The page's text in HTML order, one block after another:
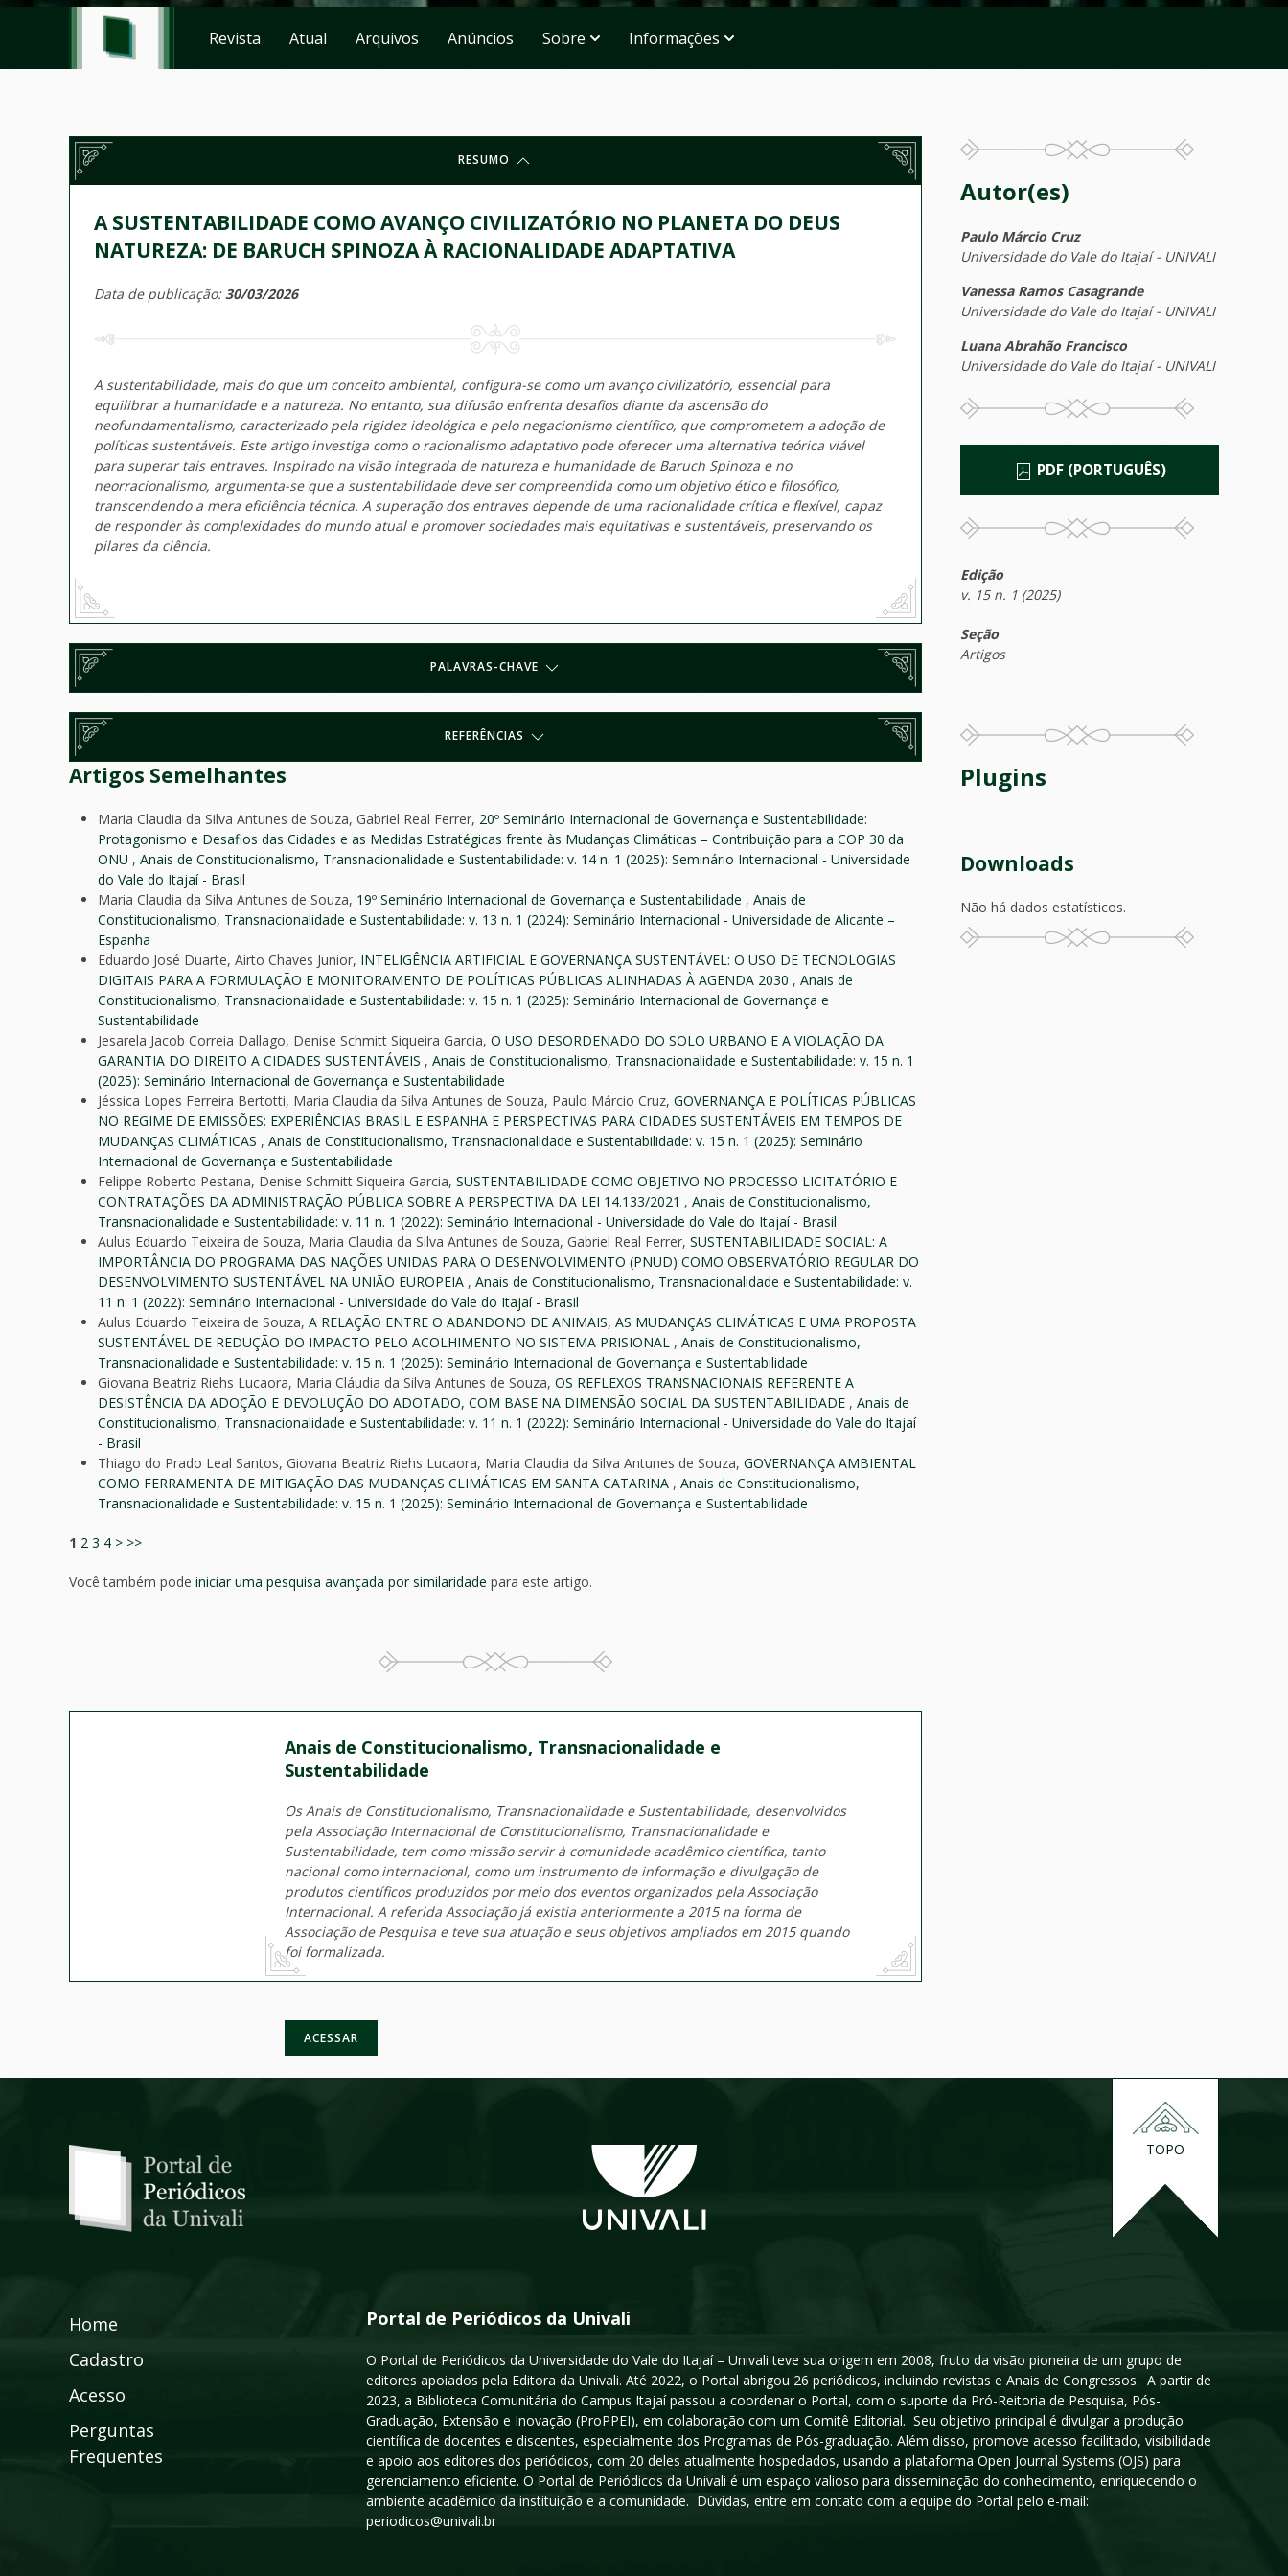
Revista Atual Arquivos Anúncios Sobre Informações
RESUMO
A SUSTENTABILIDADE COMO AVANÇO CIVILIZATÓRIO NO PLANETA DO DEUS
NATUREZA: DE BARUCH SPINOZA À RACIONALIDADE ADAPTATIVA
Data de publicação:30/03/2026
A sustentabilidade, mais do que um conceito ambiental, configura-se como um avanço civilizatório, essencial para
equilibrar a humanidade e a natureza. No entanto, sua difusão enfrenta desafios diante da ascensão do
neofundamentalismo, caracterizado pela rigidez ideológica e pelo negacionismo científico, que comprometem a adoção de
políticas sustentáveis. Este artigo investiga como o racionalismo adaptativo pode oferecer uma alternativa teórica viável
para superar tais entraves. Inspirado na visão integrada de natureza e humanidade de Baruch Spinoza e no
neorracionalismo, argumenta-se que a sustentabilidade deve ser compreendida como um objetivo ético e filosófico,
transcendendo a mera eficiência técnica. A superação dos entraves depende de uma racionalidade crítica e flexível, capaz
de responder às complexidades do mundo atual e promover sociedades mais equitativas e sustentáveis, preservando os
pilares da ciência.
PALAVRAS-CHAVE
REFERÊNCIAS
Artigos Semelhantes
Maria Claudia da Silva Antunes de Souza, Gabriel Real Ferrer, 20º Seminário Internacional de Governança e Sustentabilidade:
Protagonismo e Desafios das Cidades e as Medidas Estratégicas frente às Mudanças Climáticas – Contribuição para a COP 30 da
ONU , Anais de Constitucionalismo, Transnacionalidade e Sustentabilidade: v. 14 n. 1 (2025): Seminário Internacional - Universidade
do Vale do Itajaí - Brasil
Maria Claudia da Silva Antunes de Souza, 19º Seminário Internacional de Governança e Sustentabilidade , Anais de
Constitucionalismo, Transnacionalidade e Sustentabilidade: v. 13 n. 1 (2024): Seminário Internacional - Universidade de Alicante –
Espanha
Eduardo José Duarte, Airto Chaves Junior, INTELIGÊNCIA ARTIFICIAL E GOVERNANÇA SUSTENTÁVEL: O USO DE TECNOLOGIAS
DIGITAIS PARA A FORMULAÇÃO E MONITORAMENTO DE POLÍTICAS PÚBLICAS ALINHADAS À AGENDA 2030 , Anais de
Constitucionalismo, Transnacionalidade e Sustentabilidade: v. 15 n. 1 (2025): Seminário Internacional de Governança e
Sustentabilidade
Jesarela Jacob Correia Dallago, Denise Schmitt Siqueira Garcia, O USO DESORDENADO DO SOLO URBANO E A VIOLAÇÃO DA
GARANTIA DO DIREITO A CIDADES SUSTENTÁVEIS , Anais de Constitucionalismo, Transnacionalidade e Sustentabilidade: v. 15 n. 1
(2025): Seminário Internacional de Governança e Sustentabilidade
Jéssica Lopes Ferreira Bertotti, Maria Claudia da Silva Antunes de Souza, Paulo Márcio Cruz, GOVERNANÇA E POLÍTICAS PÚBLICAS
NO REGIME DE EMISSÕES: EXPERIÊNCIAS BRASIL E ESPANHA E PERSPECTIVAS PARA CIDADES SUSTENTÁVEIS EM TEMPOS DE
MUDANÇAS CLIMÁTICAS , Anais de Constitucionalismo, Transnacionalidade e Sustentabilidade: v. 15 n. 1 (2025): Seminário
Internacional de Governança e Sustentabilidade
Felippe Roberto Pestana, Denise Schmitt Siqueira Garcia, SUSTENTABILIDADE COMO OBJETIVO NO PROCESSO LICITATÓRIO E
CONTRATAÇÕES DA ADMINISTRAÇÃO PÚBLICA SOBRE A PERSPECTIVA DA LEI 14.133/2021 , Anais de Constitucionalismo,
Transnacionalidade e Sustentabilidade: v. 11 n. 1 (2022): Seminário Internacional - Universidade do Vale do Itajaí - Brasil
Aulus Eduardo Teixeira de Souza, Maria Claudia da Silva Antunes de Souza, Gabriel Real Ferrer, SUSTENTABILIDADE SOCIAL: A
IMPORTÂNCIA DO PROGRAMA DAS NAÇÕES UNIDAS PARA O DESENVOLVIMENTO (PNUD) COMO OBSERVATÓRIO REGULAR DO
DESENVOLVIMENTO SUSTENTÁVEL NA UNIÃO EUROPEIA , Anais de Constitucionalismo, Transnacionalidade e Sustentabilidade: v.
11 n. 1 (2022): Seminário Internacional - Universidade do Vale do Itajaí - Brasil
Aulus Eduardo Teixeira de Souza, A RELAÇÃO ENTRE O ABANDONO DE ANIMAIS, AS MUDANÇAS CLIMÁTICAS E UMA PROPOSTA
SUSTENTÁVEL DE REDUÇÃO DO IMPACTO PELO ACOLHIMENTO NO SISTEMA PRISIONAL , Anais de Constitucionalismo,
Transnacionalidade e Sustentabilidade: v. 15 n. 1 (2025): Seminário Internacional de Governança e Sustentabilidade
Giovana Beatriz Riehs Lucaora, Maria Cláudia da Silva Antunes de Souza, OS REFLEXOS TRANSNACIONAIS REFERENTE A
DESISTÊNCIA DA ADOÇÃO E DEVOLUÇÃO DO ADOTADO, COM BASE NA DIMENSÃO SOCIAL DA SUSTENTABILIDADE , Anais de
Constitucionalismo, Transnacionalidade e Sustentabilidade: v. 11 n. 1 (2022): Seminário Internacional - Universidade do Vale do Itajaí
- Brasil
Thiago do Prado Leal Santos, Giovana Beatriz Riehs Lucaora, Maria Claudia da Silva Antunes de Souza, GOVERNANÇA AMBIENTAL
COMO FERRAMENTA DE MITIGAÇÃO DAS MUDANÇAS CLIMÁTICAS EM SANTA CATARINA , Anais de Constitucionalismo,
Transnacionalidade e Sustentabilidade: v. 15 n. 1 (2025): Seminário Internacional de Governança e Sustentabilidade
1 2 3 4 > >>
Você também pode iniciar uma pesquisa avançada por similaridade para este artigo.
Anais de Constitucionalismo, Transnacionalidade e
Sustentabilidade
Os Anais de Constitucionalismo, Transnacionalidade e Sustentabilidade, desenvolvidos
pela Associação Internacional de Constitucionalismo, Transnacionalidade e
Sustentabilidade, tem como missão servir à comunidade acadêmico científica, tanto
nacional como internacional, como um instrumento de informação e divulgação de
produtos científicos produzidos por meio dos eventos organizados pela Associação
Internacional. A referida Associação já existia anteriormente a 2015 na forma de
Associação de Pesquisa e teve sua atuação e seus objetivos ampliados em 2015 quando
foi formalizada.
ACESSAR
Autor(es)
Paulo Márcio Cruz
Universidade do Vale do Itajaí - UNIVALI
Vanessa Ramos Casagrande
Universidade do Vale do Itajaí - UNIVALI
Luana Abrahão Francisco
Universidade do Vale do Itajaí - UNIVALI
PDF (PORTUGUÊS)
Edição
v. 15 n. 1 (2025)
Seção
Artigos
Plugins
Downloads
Não há dados estatísticos.
TOPO
Home
Cadastro
Acesso
Perguntas
Frequentes
Portal de Periódicos da Univali
O Portal de Periódicos da Universidade do Vale do Itajaí – Univali teve sua origem em 2008, fruto da visão pioneira de um grupo de
editores apoiados pela Editora da Univali. Até 2022, o Portal abrigou 26 periódicos, incluindo revistas e Anais de Congressos. A partir de
2023, a Biblioteca Comunitária do Campus Itajaí passou a coordenar o Portal, com o suporte da Pró-Reitoria de Pesquisa, Pós-
Graduação, Extensão e Inovação (ProPPEI), em colaboração com um Comitê Editorial. Seu objetivo principal é divulgar a produção
científica de docentes e discentes, especialmente dos Programas de Pós-graduação. Além disso, promove acesso facilitado, visibilidade
e apoio aos editores dos periódicos, com 20 deles atualmente hospedados, usando a plataforma Open Journal Systems (OJS) para
gerenciamento eficiente. O Portal de Periódicos da Univali é um espaço valioso para disseminação do conhecimento, enriquecendo o
ambiente acadêmico da instituição e a comunidade. Dúvidas, entre em contato com a equipe do Portal pelo e-mail:
periodicos@univali.br